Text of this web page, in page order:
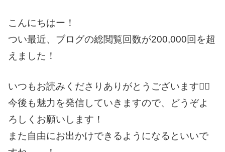
こんにちはー！
つい最近、ブログの総閲覧回数が200,000回を超
えました！
いつもお読みくださりありがとうございます🙇‍♂️
今後も魅力を発信していきますので、どうぞよ
ろしくお願いします！
また自由にお出かけできるようになるといいで